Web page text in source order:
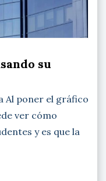
su
Al poner el gráfico
ver cómo
y es que la